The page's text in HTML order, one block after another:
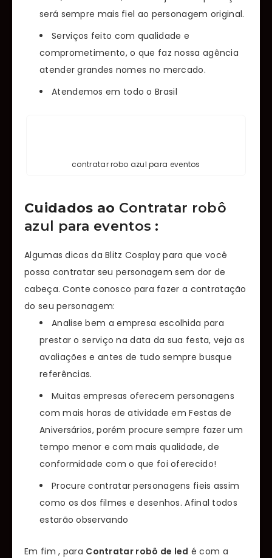
será sempre mais fiel ao personagem original.
Serviços feito com qualidade e
comprometimento, o que faz nossa agência
atender grandes nomes no mercado.
Atendemos em todo o Brasil
contratar robo azul para eventos
Cuidados ao Contratar robô
azul para eventos :
Algumas dicas da Blitz Cosplay para que você
possa contratar seu personagem sem dor de
cabeça. Conte conosco para fazer a contratação
do seu personagem:
Analise bem a empresa escolhida para
prestar o serviço na data da sua festa, veja as
avaliações e antes de tudo sempre busque
referências.
Muitas empresas oferecem personagens
com mais horas de atividade em Festas de
Aniversários, porém procure sempre fazer um
tempo menor e com mais qualidade, de
conformidade com o que foi oferecido!
Procure contratar personagens fieis assim
como os dos filmes e desenhos. Afinal todos
estarão observando
Em fim , para Contratar robô de led é com a